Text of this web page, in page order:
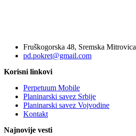
Fruškogorska 48, Sremska Mitrovica
pd.pokret@gmail.com
Korisni linkovi
Perpetuum Mobile
Planinarski savez Srbije
Planinarski savez Vojvodine
Kontakt
Najnovije vesti